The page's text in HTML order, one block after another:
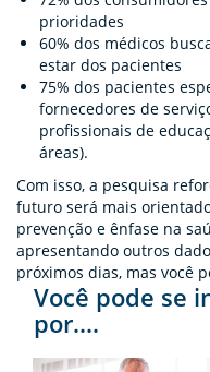
prioridades
60% dos médicos
estar dos pacientes
75% dos pacientes
fornecedores de
profissionais de
áreas).
Com isso, a pesquisa
futuro será mais
prevenção e ênfase na
apresentando outros
próximos dias, mas você
Você pode se
por....